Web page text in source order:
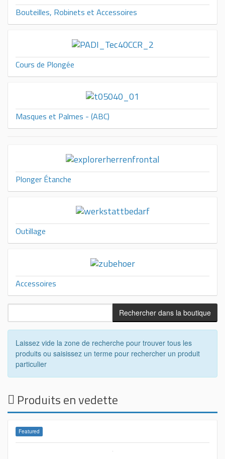
Bouteilles, Robinets et Accessoires
Cours de Plongée
Masques et Palmes - (ABC)
Plonger Étanche
Outillage
Accessoires
Laissez vide la zone de recherche pour trouver tous les
produits ou saisissez un terme pour rechercher un produit
particulier
Produits en vedette
Featured